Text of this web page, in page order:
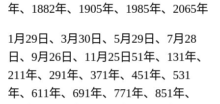
年、1882年、1905年、1985年、2065年
1月29日、3月30日、5月29日、7月28
日、9月26日、11月25日51年、131年、
211年、291年、371年、451年、531
年、611年、691年、771年、851年、